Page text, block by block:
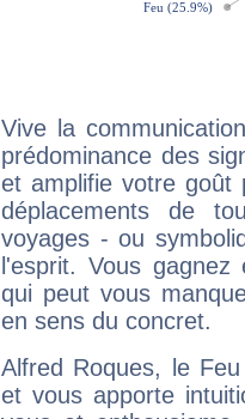
Vive la
prédominance des
et amplifie votre goût
déplacements de
voyages - ou
l'esprit. Vous
qui peut vous
en sens du concret.
Alfred Roques, le
et vous apporte